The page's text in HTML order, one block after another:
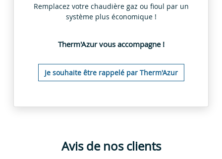
Remplacez votre chaudière gaz ou fioul par un
système plus économique !
Therm'Azur vous accompagne !
Je souhaite être rappelé par Therm'Azur
Avis de nos clients